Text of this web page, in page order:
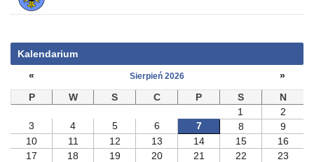
Kalendarium
«
Sierpień 2026
»
P
W S C P S
N
1
2
3
4 5 6 7 8
9
10
11 12 13 14 15
16
17
18 19 20 21 22
23